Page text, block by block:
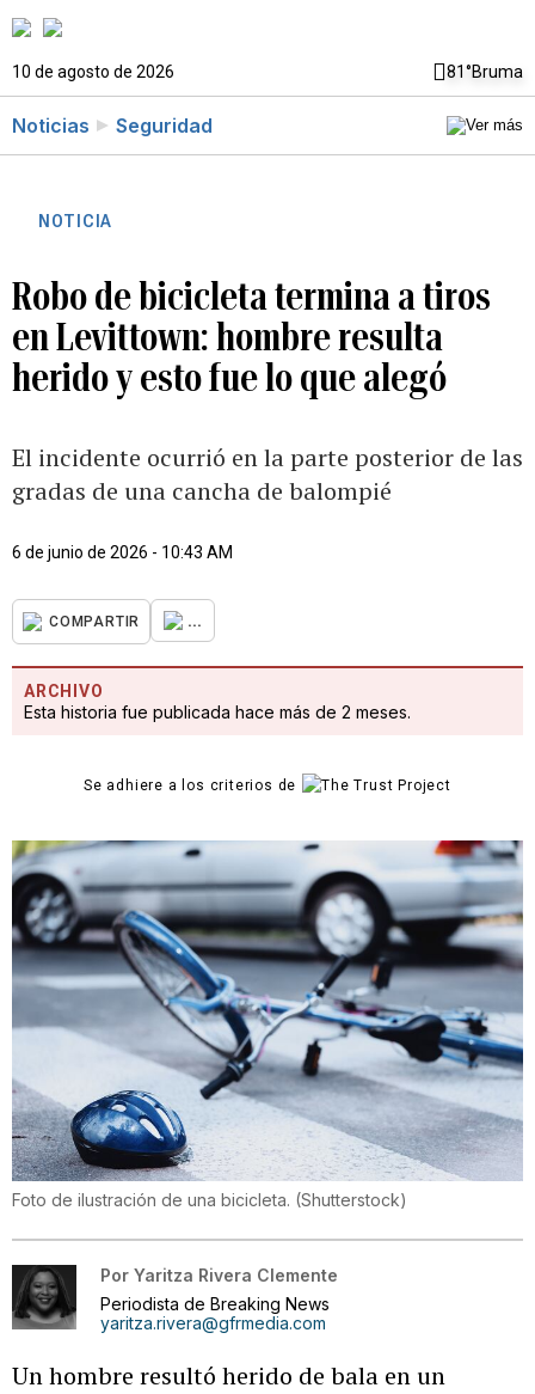
10 de agosto de 2026 81°Bruma
Noticias Seguridad
NOTICIA
Robo de bicicleta termina a tiros
en Levittown: hombre resulta
herido y esto fue lo que alegó
El incidente ocurrió en la parte posterior de las
gradas de una cancha de balompié
6 de junio de 2026 - 10:43 AM
COMPARTIR ...
ARCHIVO
Esta historia fue publicada hace más de 2 meses.
Se adhiere a los criterios de
Foto de ilustración de una bicicleta. (Shutterstock)
Por Yaritza Rivera Clemente
Periodista de Breaking News
yaritza.rivera@gfrmedia.com
Un hombre resultó herido de bala en un